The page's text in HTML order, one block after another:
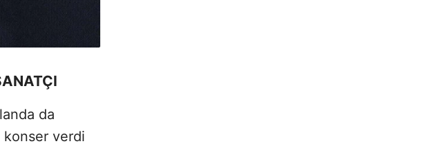
da
konser verdi